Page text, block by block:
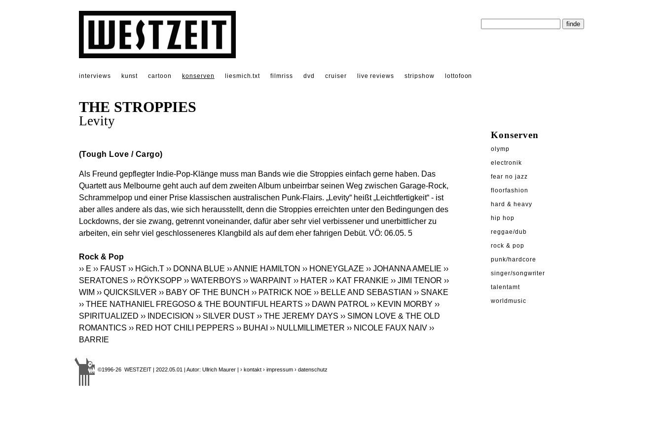
interviews kunst cartoon konserven liesmich.txt filmriss dvd cruiser live reviews stripshow lottofoon
THE STROPPIES
Levity
(Tough Love / Cargo)
Als Freund gepflegter Indie-Pop-Klänge muss man Bands wie die Stroppies einfach gerne haben. Das
Quartett aus Melbourne geht auch auf dem zweiten Album unbeirrbar seinen Weg zwischen Garage-Rock,
Schrammelpop und einer Prise klassischen australischen Punk-Flairs. „Levity“ heißt „Leichtfertigkeit“ - ist
aber alles andere als das, wie sich herausstellt, denn die Stroppies erreichten unter den Bedingungen des
Lockdowns, der sie zwang, getrennt voneinander, dafür aber sehr viel verbissener und unerbittlicher zu
arbeiten, ein sehr viel geschlosseneres Klangbild als auf dem eher fahrigen Debüt. VÖ: 06.05. 5
Rock & Pop
›› E ›› FAUST ›› HGich.T ›› DONNA BLUE ›› ANNIE HAMILTON ›› HONEYGLAZE ›› JOHANNA AMELIE ››
SERATONES ›› RÖYKSOPP ›› WATERBOYS ›› WARPAINT ›› HATER ›› KAT FRANKIE ›› JIMI TENOR ››
WIM ›› QUICKSILVER ›› BABY OF THE BUNCH ›› PATRICK NOE ›› BELLE AND SEBASTIAN ›› SNAKE
›› THEE NATHANIEL FREGOSO & THE BOUNTIFUL HEARTS ›› DAWN PATROL ›› KEVIN MORBY ››
SPIRITUALIZED ›› INDECISION ›› SILVER DUST ›› THE JEREMY DAYS ›› SIMON LOVE & THE OLD
ROMANTICS ›› RED HOT CHILI PEPPERS ›› BUHAI ›› NULLMILLIMETER ›› NICOLE FAUX NAIV ››
BARRIE
©1996-26 WESTZEIT | 2022.05.01 | Autor: Ullrich Maurer | › kontakt › impressum › datenschutz
Konserven
olymp
electronik
fear no jazz
floorfashion
hard & heavy
hip hop
reggae/dub
rock & pop
punk/hardcore
singer/songwriter
talentamt
worldmusic